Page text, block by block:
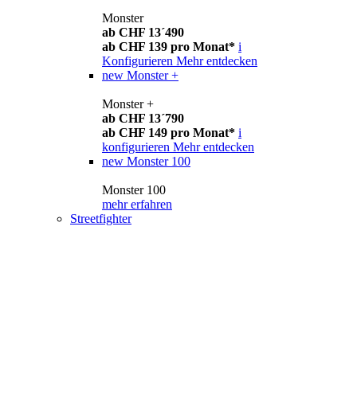
Monster
ab CHF 13´490
ab CHF 139 pro Monat* i
Konfigurieren Mehr entdecken
new Monster +
Monster +
ab CHF 13´790
ab CHF 149 pro Monat* i
konfigurieren Mehr entdecken
new Monster 100
Monster 100
mehr erfahren
Streetfighter